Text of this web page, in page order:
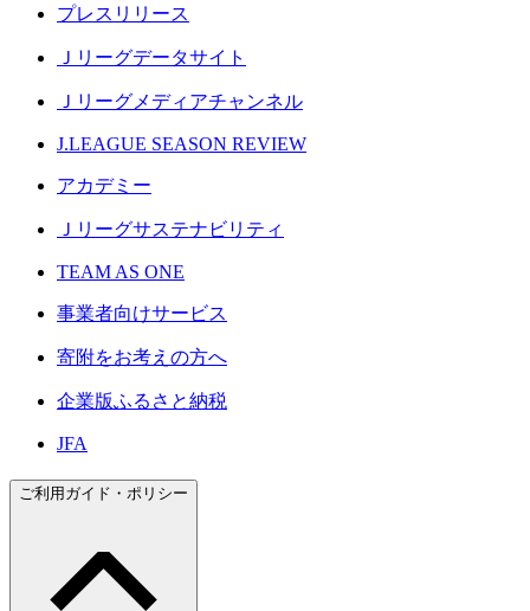
プレスリリース
Ｊリーグデータサイト
Ｊリーグメディアチャンネル
J.LEAGUE SEASON REVIEW
アカデミー
Ｊリーグサステナビリティ
TEAM AS ONE
事業者向けサービス
寄附をお考えの方へ
企業版ふるさと納税
JFA
ご利用ガイド・ポリシー